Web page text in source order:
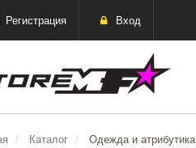
Регистрация Вход
Каталог Одежда и атрибутика